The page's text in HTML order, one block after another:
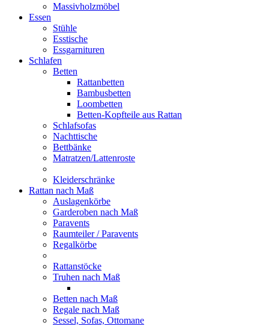
Massivholzmöbel
Essen
Stühle
Esstische
Essgarnituren
Schlafen
Betten
Rattanbetten
Bambusbetten
Loombetten
Betten-Kopfteile aus Rattan
Schlafsofas
Nachttische
Bettbänke
Matratzen/Lattenroste
Kleiderschränke
Rattan nach Maß
Auslagenkörbe
Garderoben nach Maß
Paravents
Raumteiler / Paravents
Regalkörbe
Rattanstöcke
Truhen nach Maß
Betten nach Maß
Regale nach Maß
Sessel, Sofas, Ottomane